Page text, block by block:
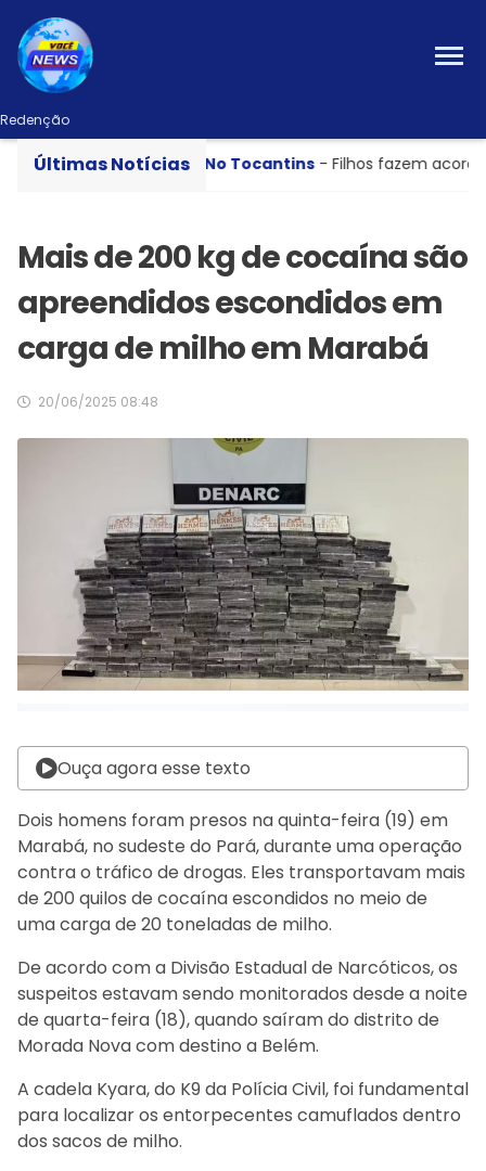
Redenção
Últimas Notícias
Ourilândia No Tocantins- Filhos fazem acordo
Mais de 200 kg de cocaína são
apreendidos escondidos em
carga de milho em Marabá
20/06/2025 08:48
Ouça agora esse texto
Dois homens foram presos na quinta-feira (19) em
Marabá, no sudeste do Pará, durante uma operação
contra o tráfico de drogas. Eles transportavam mais
de 200 quilos de cocaína escondidos no meio de
uma carga de 20 toneladas de milho.
De acordo com a Divisão Estadual de Narcóticos, os
suspeitos estavam sendo monitorados desde a noite
de quarta-feira (18), quando saíram do distrito de
Morada Nova com destino a Belém.
A cadela Kyara, do K9 da Polícia Civil, foi fundamental
para localizar os entorpecentes camuflados dentro
dos sacos de milho.